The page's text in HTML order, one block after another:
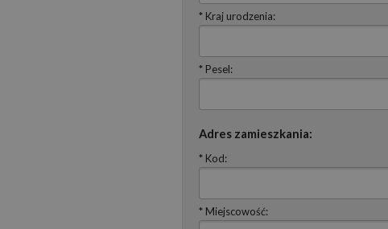
* Kraj urodzenia:
* Pesel:
Adres zamieszkania:
* Kod:
* Miejscowość: